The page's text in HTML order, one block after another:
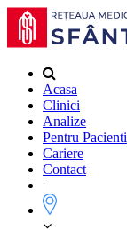
Acasa
Clinici
Analize
Pentru Pacienti
Cariere
Contact
|